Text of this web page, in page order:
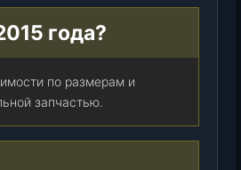
года?
по размерам и
запчастью.